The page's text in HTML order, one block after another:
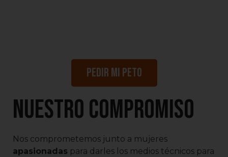
Pedir mi peto
Nuestro compromiso
Nos comprometemos junto a mujeres
apasionadas para darles los medios técnicos para